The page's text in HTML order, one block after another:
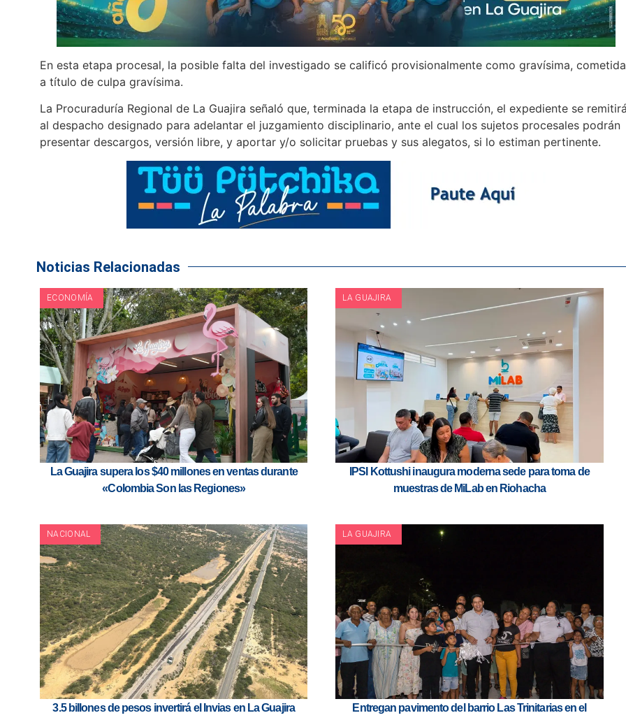
En esta etapa procesal, la posible falta del investigado se calificó provisionalmente como gravísima, cometida
a título de culpa gravísima.
La Procuraduría Regional de La Guajira señaló que, terminada la etapa de instrucción, el expediente se
al despacho designado para adelantar el juzgamiento disciplinario, ante el cual los sujetos procesales podrán
presentar descargos, versión libre, y aportar y/o solicitar pruebas y sus alegatos, si lo estiman pertinente.
Noticias Relacionadas
ECONOMÍA
La Guajira supera los $40 millones en ventas durante
«Colombia Son las Regiones»
LA GUAJIRA
IPSI Kottushi inaugura moderna sede para toma de
muestras de MiLab en Riohacha
NACIONAL
3.5 billones de pesos invertirá el Invias en La Guajira
LA GUAJIRA
Entregan pavimento del barrio Las Trinitarias en el